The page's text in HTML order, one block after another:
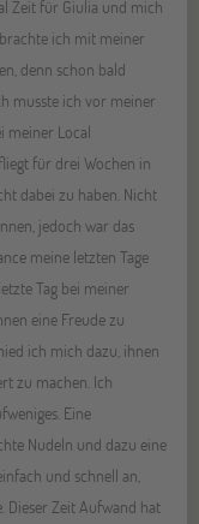
Zeit für Giulia und mich
ich mit meiner
denn schon bald
musste ich vor meiner
meiner Local
für drei Wochen in
dabei zu haben. Nicht
jedoch war das
meine letzten Tage
Tag bei meiner
eine Freude zu
ich mich dazu, ihnen
zu machen. Ich
Eine
Nudeln und dazu eine
und schnell an,
Dieser Zeit Aufwand hat